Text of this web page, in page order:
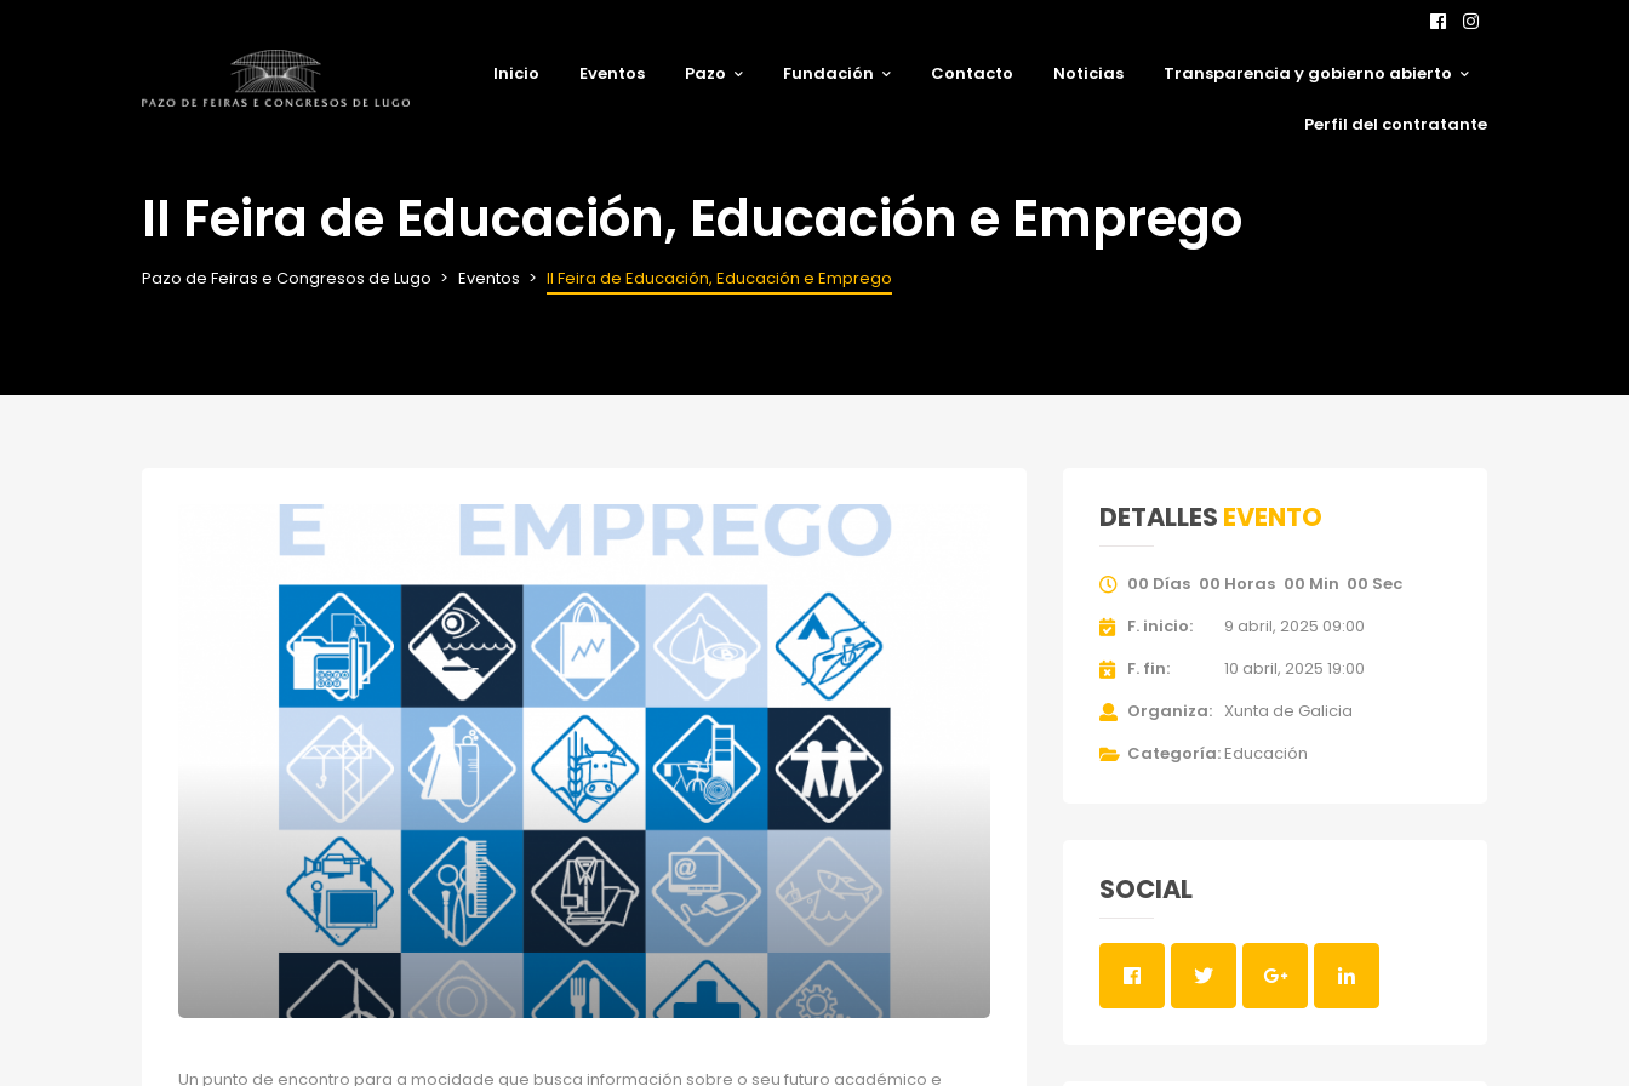
Inicio Eventos Pazo Fundación Contacto Noticias Transparencia y gobierno abierto
Perfil del contratante
II Feira de Educación, Educación e Emprego
Pazo de Feiras e Congresos de Lugo Eventos II Feira de Educación, Educación e Emprego
Un punto de encontro para a mocidade que busca información sobre o seu futuro académico e
DETALLES EVENTO
00 Días 00 Horas 00 Min 00 Sec
F. inicio
9 abril, 2025 09:00
F. fin
10 abril, 2025 19:00
Organiza
Xunta de Galicia
Categoría Educación
SOCIAL